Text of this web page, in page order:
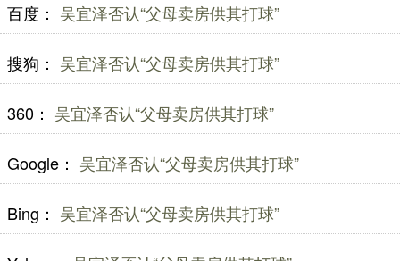
百度： 吴宜泽否认“父母卖房供其打球”
搜狗： 吴宜泽否认“父母卖房供其打球”
360： 吴宜泽否认“父母卖房供其打球”
Google： 吴宜泽否认“父母卖房供其打球”
Bing： 吴宜泽否认“父母卖房供其打球”